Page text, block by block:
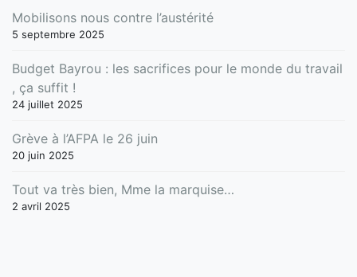
Mobilisons nous contre l’austérité
5 septembre 2025
Budget Bayrou : les sacrifices pour le monde du travail
, ça suffit !
24 juillet 2025
Grève à l’AFPA le 26 juin
20 juin 2025
Tout va très bien, Mme la marquise…
2 avril 2025